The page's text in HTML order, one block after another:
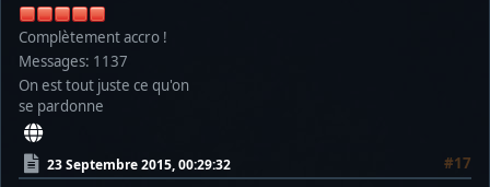
Complètement accro !
Messages: 1137
On est tout juste ce qu'on
se pardonne
23 Septembre 2015, 00:29:32
#17